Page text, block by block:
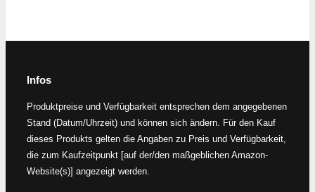
Infos
Produktpreise und Verfügbarkeit entsprechen dem angegebenen
Stand (Datum/Uhrzeit) und können sich ändern. Für den Kauf
dieses Produkts gelten die Angaben zu Preis und Verfügbarkeit,
die zum Kaufzeitpunkt [auf der/den maßgeblichen Amazon-
Website(s)] angezeigt werden.